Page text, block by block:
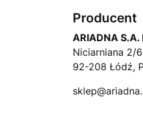
Producent
ARIADNA
Niciarniana 2/6
92-208 Łódź,